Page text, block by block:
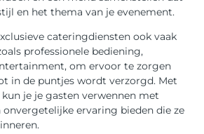
en het thema van je evenement.
cateringdiensten ook vaak
professionele bediening,
om ervoor te zorgen
in de puntjes wordt verzorgd. Met
je je gasten verwennen met
onvergetelijke ervaring bieden die ze